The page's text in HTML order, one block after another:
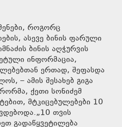
როგორც
ასევე ბინის ფარული
ბინის აღჭურვის
ინფორმაცია,
ერთად, შეფასდა
– ამის შესახებ გიგა
ქეთი სონიძემ
მტკიცებულებები 10
თვის
გადაწყვეტილება